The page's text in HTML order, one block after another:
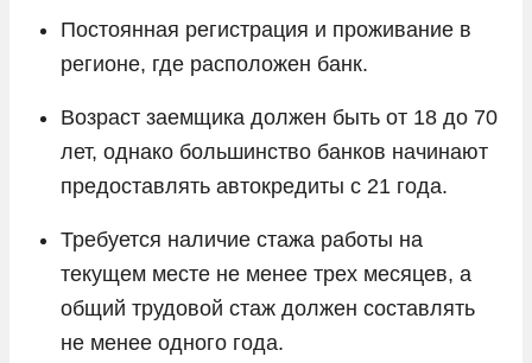
Постоянная регистрация и проживание в
регионе, где расположен банк.
Возраст заемщика должен быть от 18 до 70
лет, однако большинство банков начинают
предоставлять автокредиты с 21 года.
Требуется наличие стажа работы на
текущем месте не менее трех месяцев, а
общий трудовой стаж должен составлять
не менее одного года.